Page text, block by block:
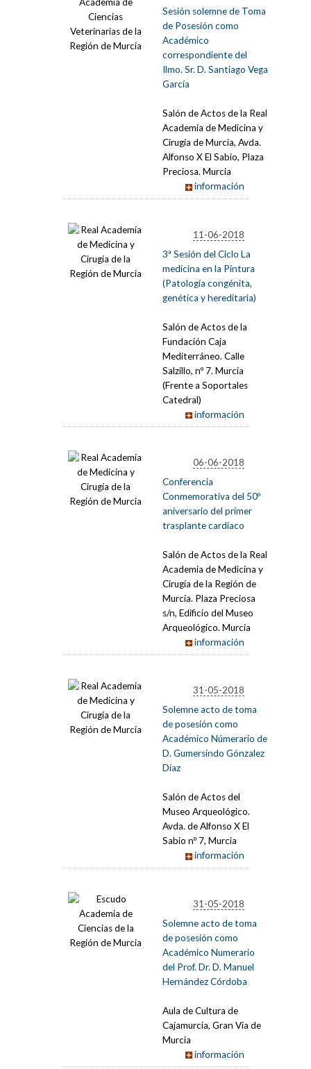
Sesión solemne de Toma
de Posesión como
Académico
correspondiente del
Ilmo. Sr. D. Santiago Vega
García
Salón de Actos de la Real
Academia de Medicina y
Cirugía de Murcia, Avda.
Alfonso X El Sabio, Plaza
Preciosa. Murcia
información
11-06-2018
3ª Sesión del Ciclo La
medicina en la Pintura
(Patología congénita,
genética y hereditaria)
Salón de Actos de la
Fundación Caja
Mediterráneo. Calle
Salzillo, nº 7. Murcia
(Frente a Soportales
Catedral)
información
06-06-2018
Conferencia
Conmemorativa del 50º
aniversario del primer
trasplante cardíaco
Salón de Actos de la Real
Academia de Medicina y
Cirugía de la Región de
Murcia. Plaza Preciosa
s/n, Edificio del Museo
Arqueológico. Murcia
información
31-05-2018
Solemne acto de toma
de posesión como
Académico Númerario de
D. Gumersindo Gónzalez
Díaz
Salón de Actos del
Museo Arqueológico.
Avda. de Alfonso X El
Sabio nº 7, Murcia
información
31-05-2018
Solemne acto de toma
de posesión como
Académico Numerario
del Prof. Dr. D. Manuel
Hernández Córdoba
Aula de Cultura de
Cajamurcia, Gran Vía de
Murcia
información